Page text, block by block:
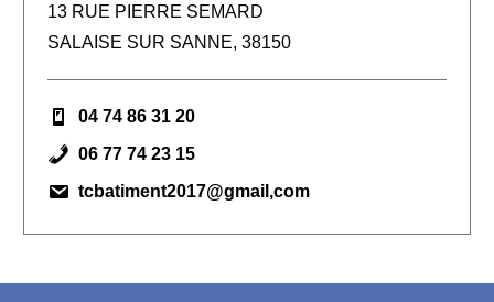
13 RUE PIERRE SEMARD
SALAISE SUR SANNE, 38150
04 74 86 31 20
06 77 74 23 15
tcbatiment2017@gmail,com